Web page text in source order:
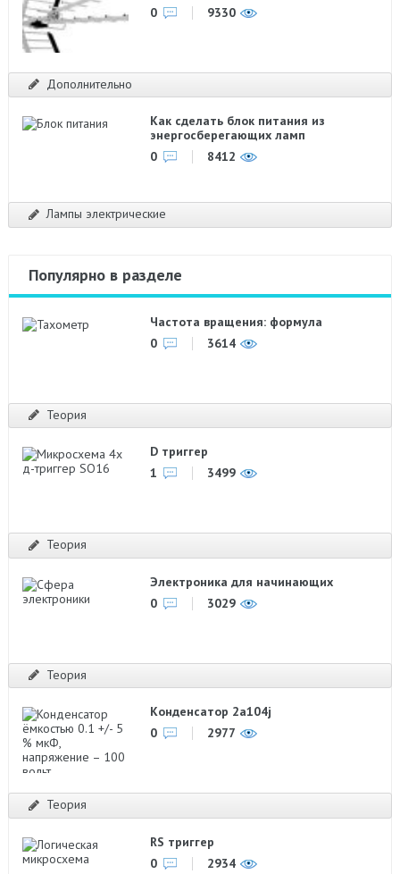
0
9330
Дополнительно
Как сделать блок питания из
энергосберегающих ламп
0
8412
Лампы электрические
Популярно в разделе
Частота вращения: формула
0
3614
Теория
D триггер
1
3499
Теория
Электроника для начинающих
0
3029
Теория
Конденсатор 2a104j
0
2977
Теория
RS триггер
0
2934